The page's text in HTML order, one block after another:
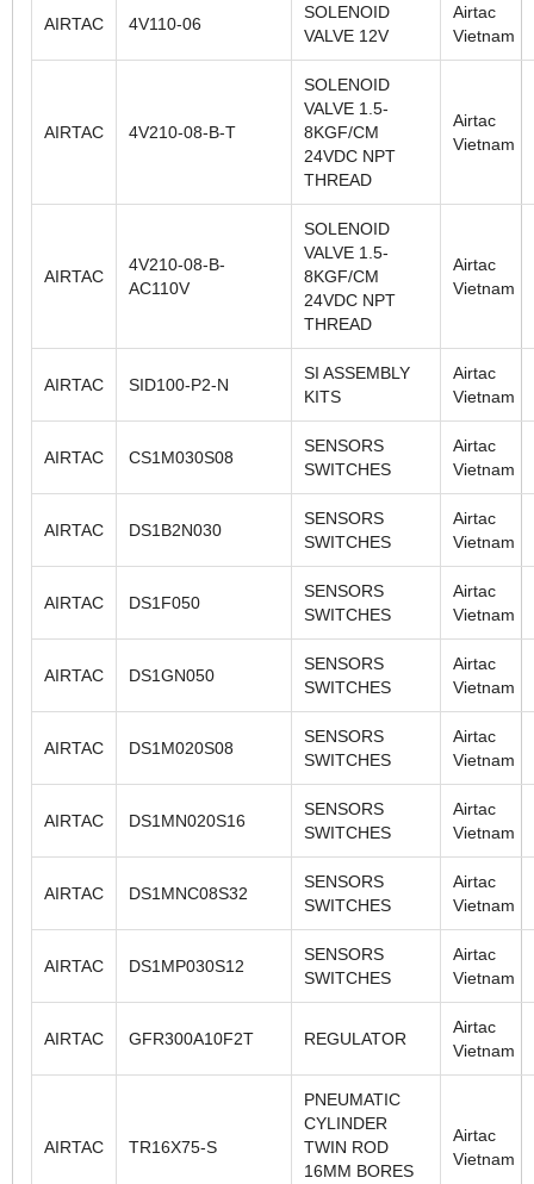
AIRTAC 4V110-06
SOLENOID
VALVE 12V
Airtac
Vietnam
AIRTAC 4V210-08-B-T
SOLENOID
VALVE 1.5-
8KGF/CM
24VDC NPT
THREAD
Airtac
Vietnam
AIRTAC
4V210-08-B-
AC110V
SOLENOID
VALVE 1.5-
8KGF/CM
24VDC NPT
THREAD
Airtac
Vietnam
AIRTAC SID100-P2-N
SI ASSEMBLY
KITS
Airtac
Vietnam
AIRTAC CS1M030S08
SENSORS
SWITCHES
Airtac
Vietnam
AIRTAC DS1B2N030
SENSORS
SWITCHES
Airtac
Vietnam
AIRTAC DS1F050
SENSORS
SWITCHES
Airtac
Vietnam
AIRTAC DS1GN050
SENSORS
SWITCHES
Airtac
Vietnam
AIRTAC DS1M020S08
SENSORS
SWITCHES
Airtac
Vietnam
AIRTAC DS1MN020S16
SENSORS
SWITCHES
Airtac
Vietnam
AIRTAC DS1MNC08S32
SENSORS
SWITCHES
Airtac
Vietnam
AIRTAC DS1MP030S12
SENSORS
SWITCHES
Airtac
Vietnam
AIRTAC GFR300A10F2T REGULATOR
Airtac
Vietnam
AIRTAC TR16X75-S
PNEUMATIC
CYLINDER
TWIN ROD
16MM BORES
Airtac
Vietnam